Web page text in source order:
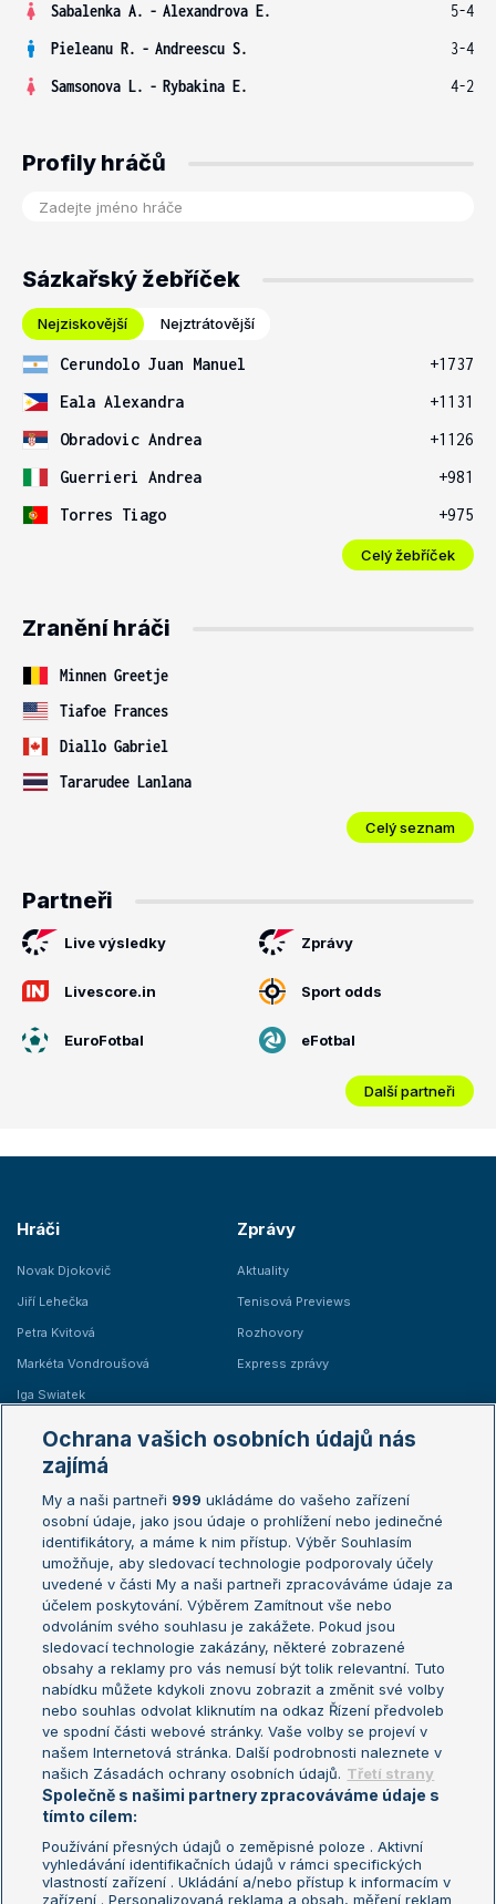
Sabalenka A. - Alexandrova E.
5-4
Pieleanu R. - Andreescu S.
3-4
Samsonova L. - Rybakina E. 4-2
Profily hráčů
Sázkařský žebříček
Nejziskovější Nejztrátovější
Cerundolo Juan Manuel
+1737
Eala Alexandra
+1131
Obradovic Andrea
+1126
Guerrieri Andrea
+981
Torres Tiago
+975
Celý žebříček
Zranění hráči
Minnen Greetje
Tiafoe Frances
Diallo Gabriel
Tararudee Lanlana
Celý seznam
Partneři
Live výsledky Zprávy
Livescore.in Sport odds
EuroFotbal eFotbal
Další partneři
Hráči
Novak Djokovič
Jiří Lehečka
Petra Kvitová
Markéta Vondroušová
Iga Swiatek
Zprávy
Aktuality
Tenisová Previews
Rozhovory
Express zprávy
Žebříčky
Žebříček ATP (muži)
Žebříček WTA (ženy)
Sázkařský žebříček
Australian Open
French Open
Wimbledon
US Open
Turnaj mistrů
Turnaj mistryň
Aktualní trendy
Fotbalové přestupy
Livesport Daily
LS Prague Open
Podmínky užití
Nastavení soukromí
Ochrana vašich osobních údajů nás
zajímá
My a naši partneři 999 ukládáme do vašeho zařízení
osobní údaje, jako jsou údaje o prohlížení nebo jedinečné
identifikátory, a máme k nim přístup. Výběr Souhlasím
umožňuje, aby sledovací technologie podporovaly účely
uvedené v části My a naši partneři zpracováváme údaje za
účelem poskytování. Výběrem Zamítnout vše nebo
odvoláním svého souhlasu je zakážete. Pokud jsou
sledovací technologie zakázány, některé zobrazené
obsahy a reklamy pro vás nemusí být tolik relevantní. Tuto
nabídku můžete kdykoli znovu zobrazit a změnit své volby
nebo souhlas odvolat kliknutím na odkaz Řízení předvoleb
ve spodní části webové stránky. Vaše volby se projeví v
našem Internetová stránka. Další podrobnosti naleznete v
našich Zásadách ochrany osobních údajů. Třetí strany
Společně s našimi partnery zpracováváme údaje s
tímto cílem:
Používání přesných údajů o zeměpisné poloze . Aktivní
vyhledávání identifikačních údajů v rámci specifických
vlastností zařízení . Ukládání a/nebo přístup k informacím v
zařízení . Personalizovaná reklama a obsah, měření reklam